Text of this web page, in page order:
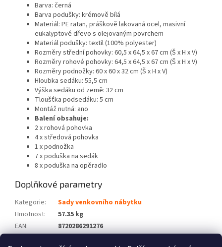
Barva: černá
Barva podušky: krémově bílá
Materiál: PE ratan, práškově lakovaná ocel, masivní
eukalyptové dřevo s olejovaným povrchem
Materiál podušky: textil (100% polyester)
Rozměry střední pohovky: 60,5 x 64,5 x 67 cm (Š x H x V)
Rozměry rohové pohovky: 64,5 x 64,5 x 67 cm (Š x H x V)
Rozměry podnožky: 60 x 60 x 32 cm (Š x H x V)
Hloubka sedáku: 55,5 cm
Výška sedáku od země: 32 cm
Tloušťka podsedáku: 5 cm
Montáž nutná: ano
Balení obsahuje:
2 x rohová pohovka
4 x středová pohovka
1 x podnožka
7 x poduška na sedák
8 x poduška na opěradlo
Doplňkové parametry
Kategorie:
Sady venkovního nábytku
Hmotnost:
57.35 kg
EAN:
8720286291276